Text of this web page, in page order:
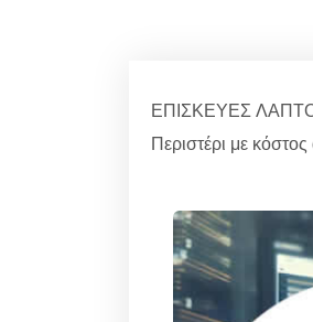
ΕΠΙΣΚΕΥΕΣ ΛΑΠΤΟΠ
Περιστέρι με